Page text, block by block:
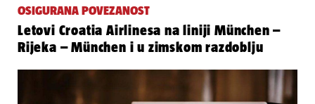
OSIGURANA POVEZANOST
Letovi Croatia Airlinesa na liniji München –
Rijeka – München i u zimskom razdoblju